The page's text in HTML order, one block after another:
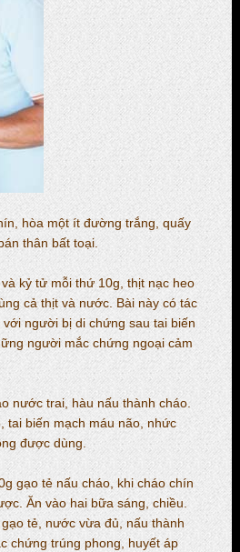
hòa một ít đường trắng, quấy
thân bất toại.
kỷ tử mỗi thứ 10g, thịt nạc heo
cả thịt và nước. Bài này có tác
người bị di chứng sau tai biến
người mắc chứng ngoại cảm
nước trai, hàu nấu thành cháo.
tai biến mạch máu não, nhức
được dùng.
gạo tẻ nấu cháo, khi cháo chín
Ăn vào hai bữa sáng, chiều.
tẻ, nước vừa đủ, nấu thành
chứng trúng phong, huyết áp